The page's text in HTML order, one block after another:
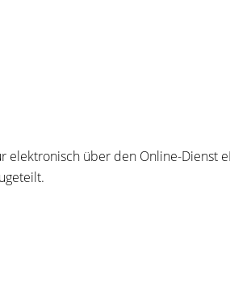
elektronisch über den Online-Dienst